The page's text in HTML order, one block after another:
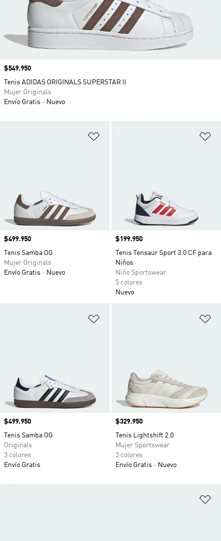
Precio
$499.950
Tenis Samba OG
Mujer Originals
Envío Gratis
Nuevo
Precio
$199.950
Tenis Tensaur Sport 3.0 CF para
Niños
Niño Sportswear
5 colores
Nuevo
Precio
$499.950
Tenis Samba OG
Originals
3 colores
Envío Gratis
Precio
$329.950
Tenis Lightshift 2.0
Mujer Sportswear
3 colores
Envío Gratis
Nuevo
Precio
$549.950
Tenis ADIDAS ORIGINALS SUPERSTAR II
Mujer Originals
Envío Gratis
Nuevo